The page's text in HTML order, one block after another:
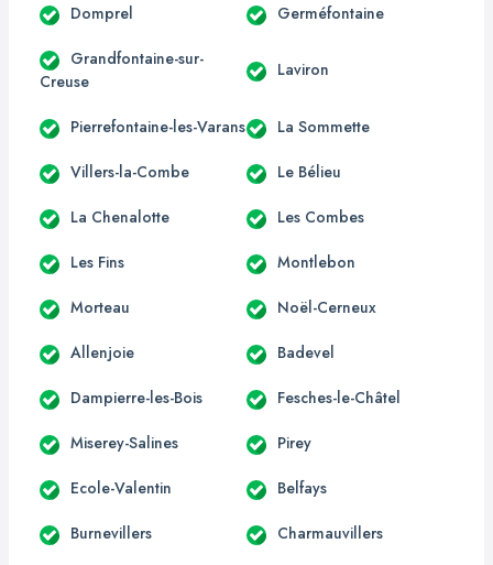
Domprel Germéfontaine
Grandfontaine-sur-
Creuse
Laviron
Pierrefontaine-les-Varans La Sommette
Villers-la-Combe Le Bélieu
La Chenalotte Les Combes
Les Fins Montlebon
Morteau Noël-Cerneux
Allenjoie Badevel
Dampierre-les-Bois Fesches-le-Châtel
Miserey-Salines Pirey
Ecole-Valentin Belfays
Burnevillers Charmauvillers